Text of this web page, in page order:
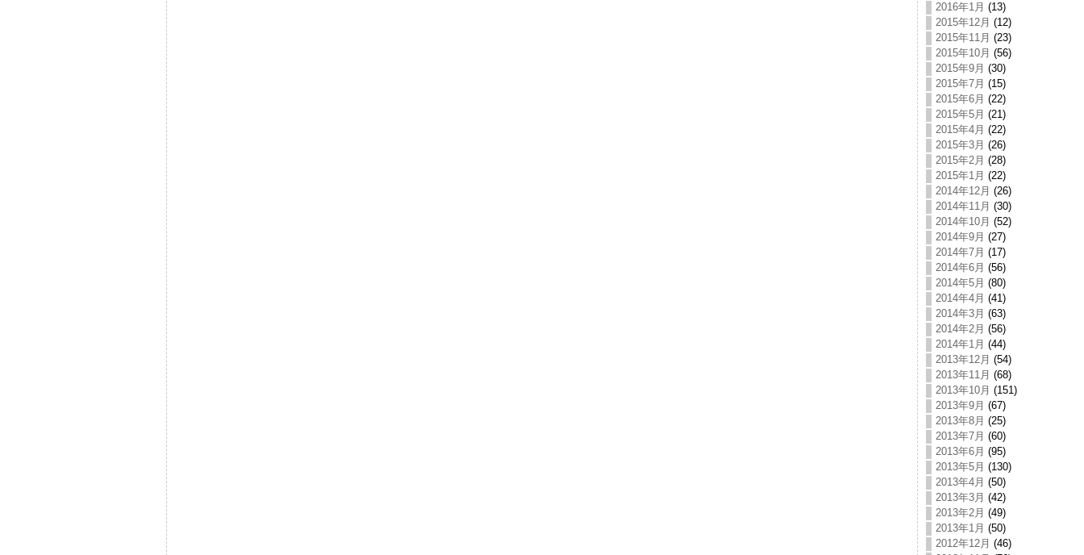
2016年1月 (13)
2015年12月 (12)
2015年11月 (23)
2015年10月 (56)
2015年9月 (30)
2015年7月 (15)
2015年6月 (22)
2015年5月 (21)
2015年4月 (22)
2015年3月 (26)
2015年2月 (28)
2015年1月 (22)
2014年12月 (26)
2014年11月 (30)
2014年10月 (52)
2014年9月 (27)
2014年7月 (17)
2014年6月 (56)
2014年5月 (80)
2014年4月 (41)
2014年3月 (63)
2014年2月 (56)
2014年1月 (44)
2013年12月 (54)
2013年11月 (68)
2013年10月 (151)
2013年9月 (67)
2013年8月 (25)
2013年7月 (60)
2013年6月 (95)
2013年5月 (130)
2013年4月 (50)
2013年3月 (42)
2013年2月 (49)
2013年1月 (50)
2012年12月 (46)